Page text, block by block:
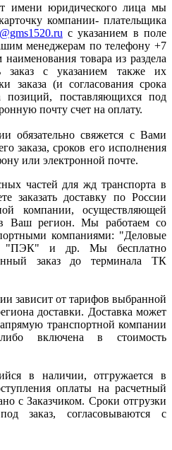
имени юридического лица мы
компании- плательщика
с указанием в поле
менеджерам по телефону +7
товара из раздела
заказ с указанием также их
заказа (и согласования срока
позиций, поставляющихся под
почту счет на оплату.
обязательно свяжется с Вами
заказа, сроков его исполнения
или электронной почте.
частей для жд транспорта в
заказать доставку по России
компании, осуществляющей
в Ваш регион. Мы работаем со
компаниями: "Деловые
"ПЭК" и др. Мы бесплатно
заказ до терминала ТК
зависит от тарифов выбранной
доставки. Доставка может
транспортной компании
включена в стоимость
в наличии, отгружается в
оплаты на расчетный
с Заказчиком. Сроки отгрузки
заказ, согласовываются с